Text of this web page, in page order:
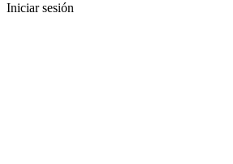
Iniciar sesión